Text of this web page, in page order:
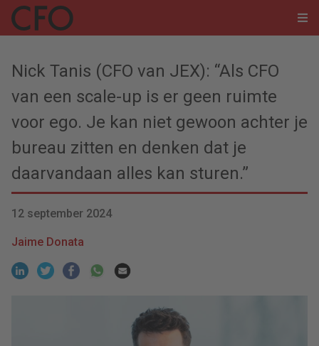
Nick Tanis (CFO van JEX): “Als CFO
van een scale-up is er geen ruimte
voor ego. Je kan niet gewoon achter je
bureau zitten en denken dat je
daarvandaan alles kan sturen.”
12 september 2024
Jaime Donata